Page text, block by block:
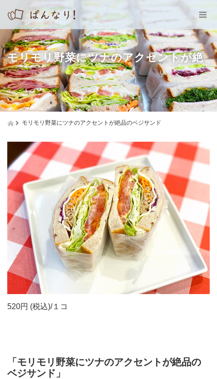
モリモリ野菜にツナのアクセントが絶
品のベジサンド
モリモリ野菜にツナのアクセントが絶品のベジサンド
520円 (税込)/１コ
「モリモリ野菜にツナのアクセントが絶品の
ベジサンド」